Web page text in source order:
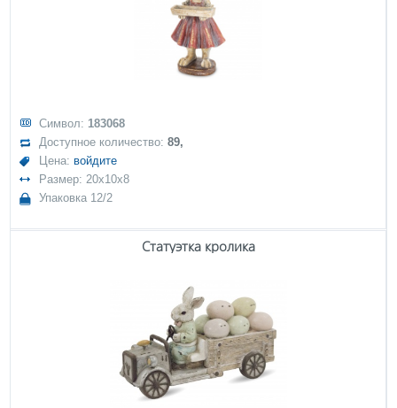
Символ: 183068
Доступное количество:89,
Цена: войдите
Размер: 20x10x8
Упаковка 12/2
Статуэтка кролика